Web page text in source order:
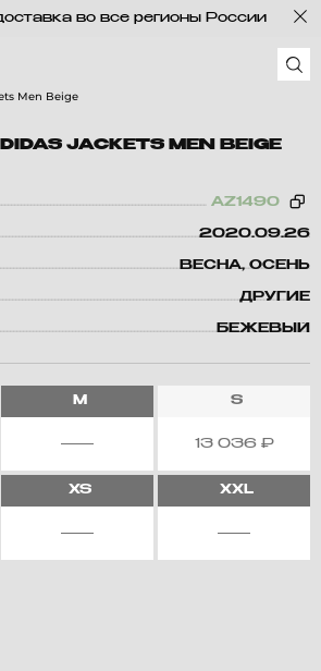
во все регионы России
JACKETS MEN BEIGE
AZ1490
2020.09.26
ВЕСНА, ОСЕНЬ
ДРУГИЕ
БЕЖЕВЫЙ
M S
13 036 ₽
XS XXL